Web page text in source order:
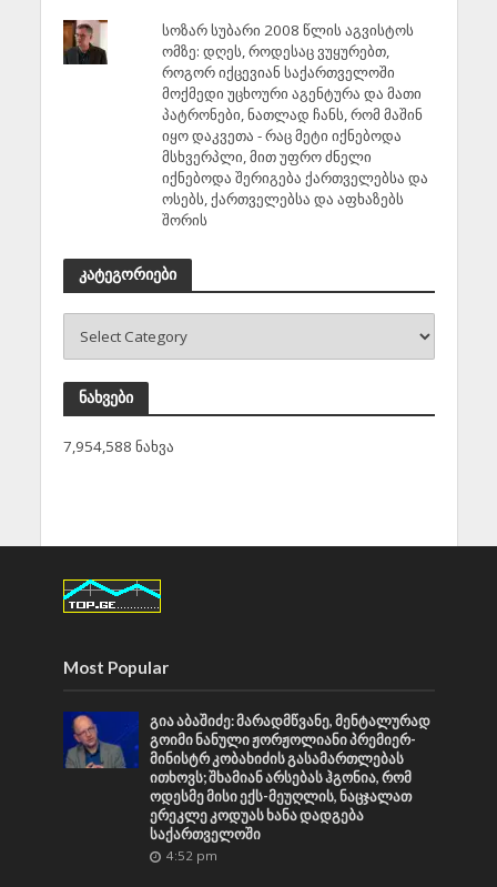
სოზარ სუბარი 2008 წლის აგვისტოს
ომზე: დღეს, როდესაც ვუყურებთ,
როგორ იქცევიან საქართველოში
მოქმედი უცხოური აგენტურა და მათი
პატრონები, ნათლად ჩანს, რომ მაშინ
იყო დაკვეთა - რაც მეტი იქნებოდა
მსხვერპლი, მით უფრო ძნელი
იქნებოდა შერიგება ქართველებსა და
ოსებს, ქართველებსა და აფხაზებს
შორის
კატეგორიები
ნახვები
7,954,588 ნახვა
Most Popular
გია აბაშიძე: მარადმწვანე, მენტალურად
გოიმი ნანული ჟორჟოლიანი პრემიერ-
მინისტრ კობახიძის გასამართლებას
ითხოვს; შხამიან არსებას ჰგონია, რომ
ოდესმე მისი ექს-მეუღლის, ნაცჯალათ
ერეკლე კოდუას ხანა დადგება
საქართველოში
4:52 pm